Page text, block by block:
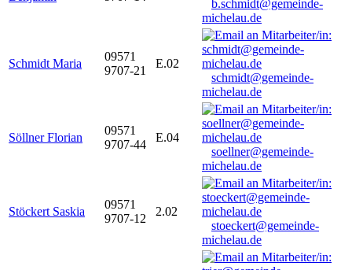
b.schmidt@gemeinde-
michelau.de
Schmidt Maria
09571
9707-21
E.02
schmidt@gemeinde-
michelau.de
Söllner Florian
09571
9707-44
E.04
soellner@gemeinde-
michelau.de
Stöckert Saskia
09571
9707-12
2.02
stoeckert@gemeinde-
michelau.de